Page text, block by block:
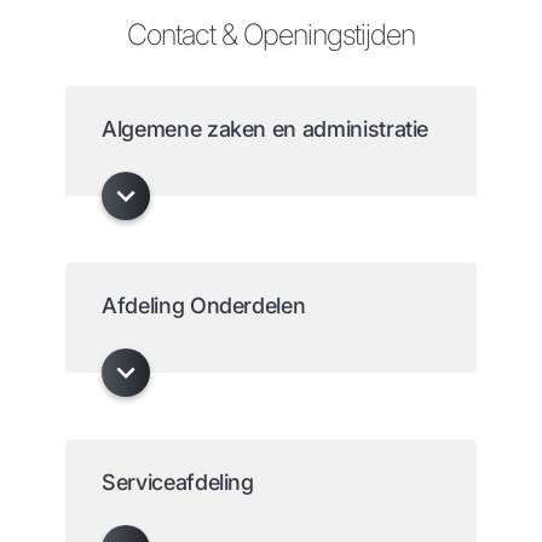
Contact & Openingstijden
Algemene zaken en administratie
Afdeling Onderdelen
Serviceafdeling